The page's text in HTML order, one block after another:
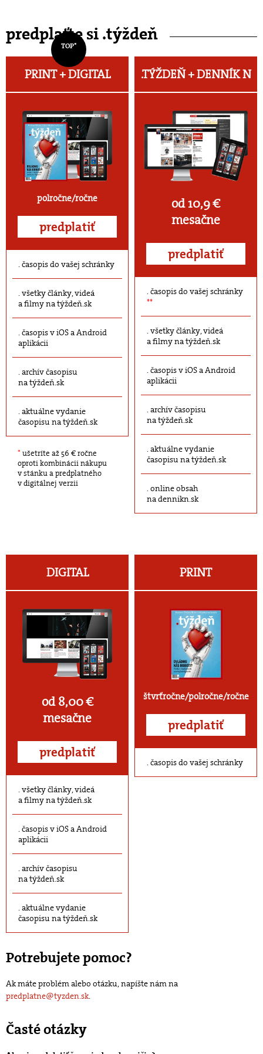
predplaťte si .týždeň
TOP*
PRINT + DIGITAL
polročne/ročne
predplatiť
časopis do vašej schránky
všetky články, videá
a filmy na týždeň.sk
časopis v iOS a Android
aplikácii
archív časopisu
na týždeň.sk
aktuálne vydanie
časopisu na týždeň.sk
* ušetríte až 56 € ročne
oproti kombinácii nákupu
v stánku a predplatného
v digitálnej verzii
.TÝŽDEŇ +DENNÍK N
od 10,9 €
mesačne
predplatiť
časopis do vašej schránky
**
všetky články, videá
a filmy na týždeň.sk
časopis v iOS a Android
aplikácii
archív časopisu
na týždeň.sk
aktuálne vydanie
časopisu na týždeň.sk
online obsah
na dennikn.sk
DIGITAL
od 8,00 €
mesačne
predplatiť
všetky články, videá
a filmy na týždeň.sk
časopis v iOS a Android
aplikácii
archív časopisu
na týždeň.sk
aktuálne vydanie
časopisu na týždeň.sk
PRINT
štvrťročne/polročne/ročne
predplatiť
časopis do vašej schránky
Potrebujete pomoc?
Ak máte problém alebo otázku, napíšte nám na
predplatne@tyzden.sk.
Časté otázky